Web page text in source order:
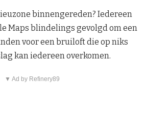
binnengereden? Iedereen
Maps blindelings gevolgd om een
voor een bruiloft die op niks
kan iedereen overkomen.
▼ Ad by Refinery89